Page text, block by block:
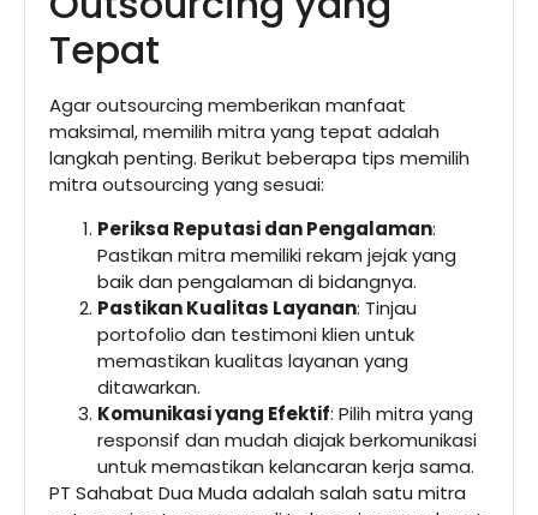
Tepat
Agar outsourcing memberikan manfaat
maksimal, memilih mitra yang tepat adalah
langkah penting. Berikut beberapa tips memilih
mitra outsourcing yang sesuai:
Periksa Reputasi dan Pengalaman:
Pastikan mitra memiliki rekam jejak yang
baik dan pengalaman di bidangnya.
Pastikan Kualitas Layanan: Tinjau
portofolio dan testimoni klien untuk
memastikan kualitas layanan yang
ditawarkan.
Komunikasi yang Efektif: Pilih mitra yang
responsif dan mudah diajak berkomunikasi
untuk memastikan kelancaran kerja sama.
PT Sahabat Dua Muda adalah salah satu mitra